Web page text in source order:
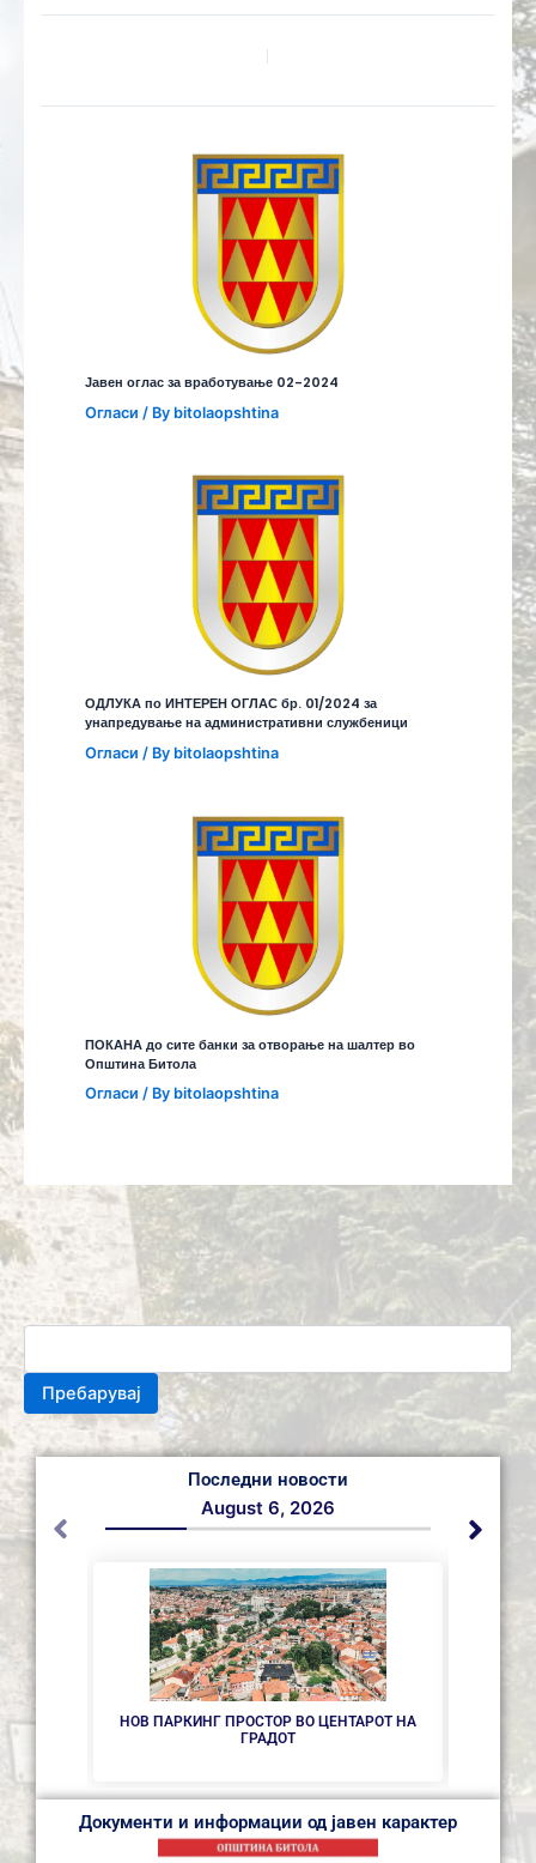
Пребарувај
Последни новости
НОВ ПАРКИНГ ПРОСТОР ВО ЦЕНТАРОТ НА
ГРАДОТ
August 6, 2026
Документи и информации од јавен карактер
Јавен оглас за вработување 02-2024
Огласи / By bitolaopshtina
ОДЛУКА по ИНТЕРЕН ОГЛАС бр. 01/2024 за
унапредување на административни службеници
Огласи / By bitolaopshtina
ПОКАНА до сите банки за отворање на шалтер во
Општина Битола
Огласи / By bitolaopshtina